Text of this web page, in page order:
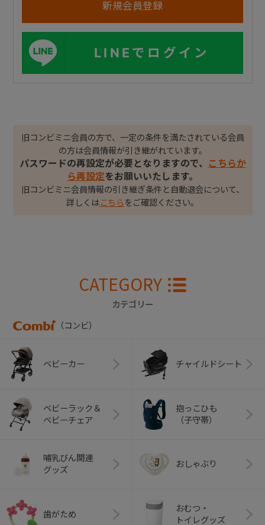
LINEでログイン
旧コンビミニ会員の方で、一定の条件を満たされている会員
の方は会員情報が引き継がれています。
パスワードの再設定が必要となりますので、
こちらか
ら再設定をお願いいたします。
旧コンビミニ会員情報の引き継ぎ条件と自動退会について、
詳しくはこちら をご確認ください。
CATEGORY
カテゴリー
（コンビ）
ベビーカー チャイルドシート
ベビーラック＆
ベビーチェア
抱っこひも
（子守帯）
哺乳びん関連
グッズ
おしゃぶり
歯がため
おむつ・
トイレグッズ